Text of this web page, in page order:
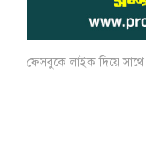
ফেসবুকে লাইক দিয়ে